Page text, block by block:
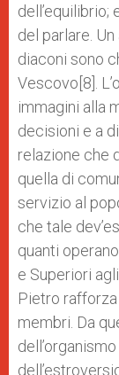
dell’equilibrio;
del parlare.
diaconi sono
Vescovo[8].
immagini alla
decisioni e a
relazione che
quella di
servizio al
che tale
quanti
e Superiori
Pietro
membri. Da